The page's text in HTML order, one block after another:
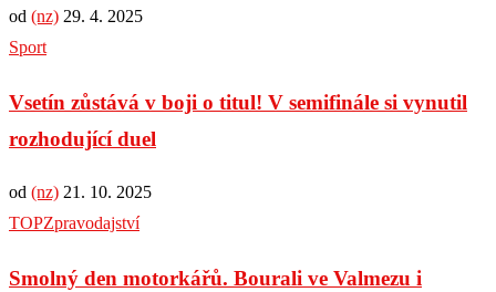
od (nz) 29. 4. 2025
Sport
Vsetín zůstává v boji o titul! V semifinále si vynutil
rozhodující duel
od (nz) 21. 10. 2025
TOPZpravodajství
Smolný den motorkářů. Bourali ve Valmezu i